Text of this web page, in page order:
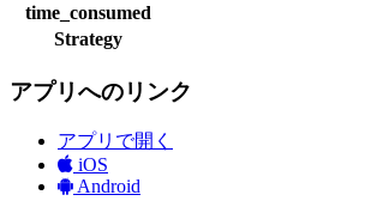
time_consumed
Strategy
アプリへのリンク
アプリで開く
iOS
Android